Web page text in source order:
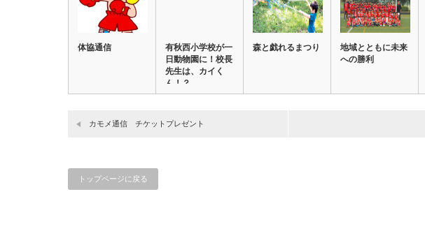
体協通信
有秋西小学校が一
日動物園に！校長
先生は、カイく
ん！？
森と戯れるまつり
地域とともに未来
への勝利
カモメ通信 チケットプレゼント
トップページに戻る